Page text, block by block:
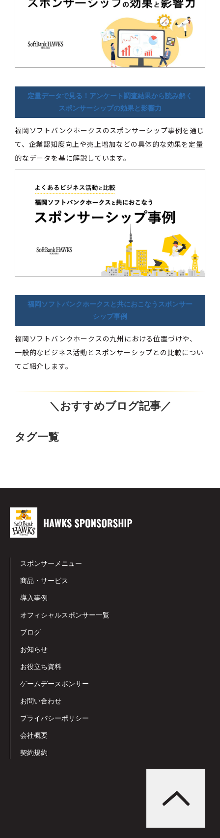
定量データで見る！アンケート調査結果から読み解く
スポンサーシップの効果と影響力
福岡ソフトバンクホークスのスポンサーシップ事例を通じ
て、企業認知度向上や売上増加などの具体的な効果を定量
的なデータを基に解説しています。
福岡ソフトバンクホークスと共におこなうスポンサー
シップ事例
福岡ソフトバンクホークスの九州における位置づけや、
一般的なビジネス活動とスポンサーシップとの比較につい
てご紹介します。
＼おすすめブログ記事／
タグ一覧
スポンサーメニュー
商品・サービス
導入事例
オフィシャルスポンサー一覧
ブログ
お知らせ
お役立ち資料
ゲームデースポンサー
お問い合わせ
プライバシーポリシー
会社概要
契約規約